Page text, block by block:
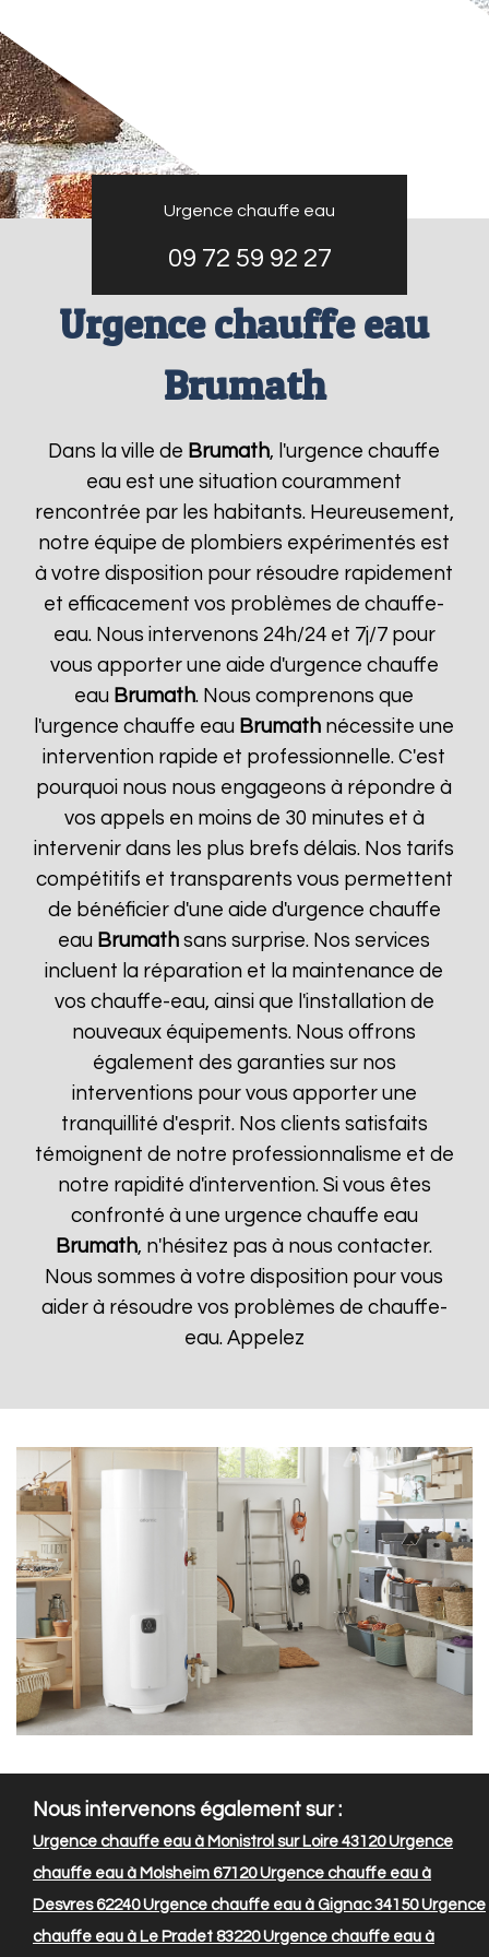
Urgence chauffe eau
09 72 59 92 27
Urgence chauffe eau
Brumath
Dans la ville de Brumath, l'urgence chauffe
eau est une situation couramment
rencontrée par les habitants. Heureusement,
notre équipe de plombiers expérimentés est
à votre disposition pour résoudre rapidement
et efficacement vos problèmes de chauffe-
eau. Nous intervenons 24h/24 et 7j/7 pour
vous apporter une aide d'urgence chauffe
eau Brumath. Nous comprenons que
l'urgence chauffe eau Brumath nécessite une
intervention rapide et professionnelle. C'est
pourquoi nous nous engageons à répondre à
vos appels en moins de 30 minutes et à
intervenir dans les plus brefs délais. Nos tarifs
compétitifs et transparents vous permettent
de bénéficier d'une aide d'urgence chauffe
eau Brumath sans surprise. Nos services
incluent la réparation et la maintenance de
vos chauffe-eau, ainsi que l'installation de
nouveaux équipements. Nous offrons
également des garanties sur nos
interventions pour vous apporter une
tranquillité d'esprit. Nos clients satisfaits
témoignent de notre professionnalisme et de
notre rapidité d'intervention. Si vous êtes
confronté à une urgence chauffe eau
Brumath, n'hésitez pas à nous contacter.
Nous sommes à votre disposition pour vous
aider à résoudre vos problèmes de chauffe-
eau. Appelez
Nous intervenons également sur :
Urgence chauffe eau à Monistrol sur Loire 43120Urgence
chauffe eau à Molsheim 67120Urgence chauffe eau à
Desvres 62240Urgence chauffe eau à Gignac 34150Urgence
chauffe eau à Le Pradet 83220Urgence chauffe eau à